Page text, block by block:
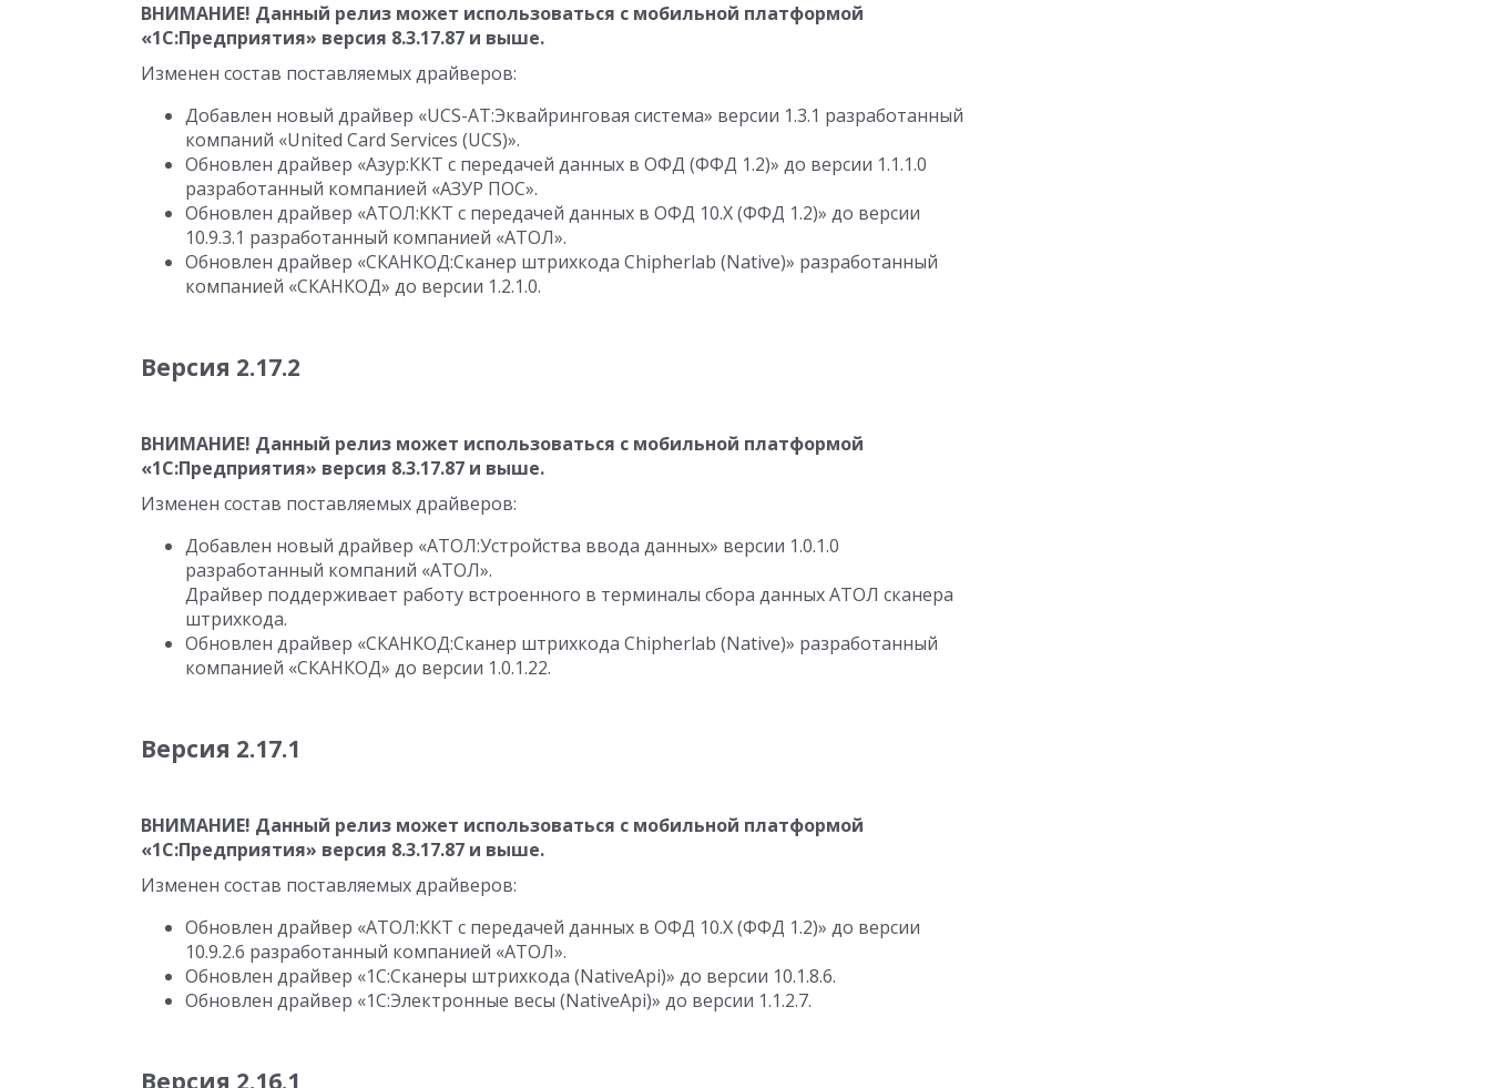
ВНИМАНИЕ! Данный релиз может использоваться с мобильной платформой
«1С:Предприятия» версия 8.3.17.87 и выше.
Изменен состав поставляемых драйверов:
Добавлен новый драйвер «UCS-AT:Эквайринговая система» версии 1.3.1 разработанный
компаний «United Card Services (UCS)».
Обновлен драйвер «Азур:ККТ с передачей данных в ОФД (ФФД 1.2)» до версии 1.1.1.0
разработанный компанией «АЗУР ПОС».
Обновлен драйвер «АТОЛ:ККТ с передачей данных в ОФД 10.Х (ФФД 1.2)» до версии
10.9.3.1 разработанный компанией «АТОЛ».
Обновлен драйвер «СКАНКОД:Cканер штрихкода Chipherlab (Native)» разработанный
компанией «СКАНКОД» до версии 1.2.1.0.
Версия 2.17.2
ВНИМАНИЕ! Данный релиз может использоваться с мобильной платформой
«1С:Предприятия» версия 8.3.17.87 и выше.
Изменен состав поставляемых драйверов:
Добавлен новый драйвер «АТОЛ:Устройства ввода данных» версии 1.0.1.0
разработанный компаний «АТОЛ».
Драйвер поддерживает работу встроенного в терминалы сбора данных АТОЛ сканера
штрихкода.
Обновлен драйвер «СКАНКОД:Cканер штрихкода Chipherlab (Native)» разработанный
компанией «СКАНКОД» до версии 1.0.1.22.
Версия 2.17.1
ВНИМАНИЕ! Данный релиз может использоваться с мобильной платформой
«1С:Предприятия» версия 8.3.17.87 и выше.
Изменен состав поставляемых драйверов:
Обновлен драйвер «АТОЛ:ККТ с передачей данных в ОФД 10.Х (ФФД 1.2)» до версии
10.9.2.6 разработанный компанией «АТОЛ».
Обновлен драйвер «1С:Сканеры штрихкода (NativeApi)» до версии 10.1.8.6.
Обновлен драйвер «1С:Электронные весы (NativeApi)» до версии 1.1.2.7.
Версия 2.16.1